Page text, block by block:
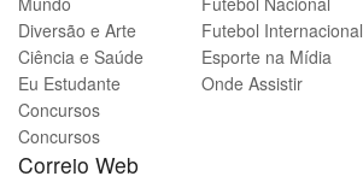
Diversão e Arte
Ciência e Saúde
Eu Estudante
Concursos
Concursos
Correio Web
Futebol Internacional
Esporte na Mídia
Onde Assistir